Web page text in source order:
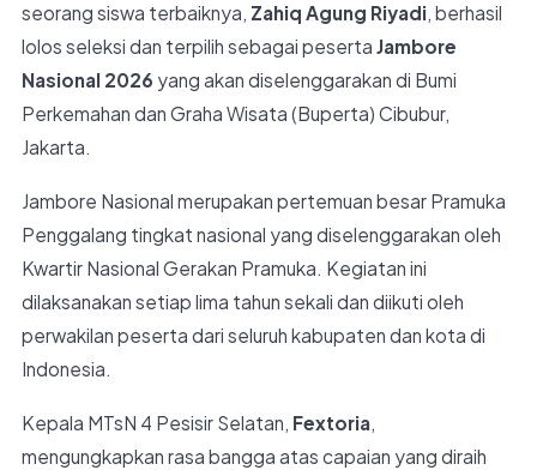
seorang siswa terbaiknya, Zahiq Agung Riyadi, berhasil
lolos seleksi dan terpilih sebagai peserta Jambore
Nasional 2026 yang akan diselenggarakan di Bumi
Perkemahan dan Graha Wisata (Buperta) Cibubur,
Jakarta.
Jambore Nasional merupakan pertemuan besar Pramuka
Penggalang tingkat nasional yang diselenggarakan oleh
Kwartir Nasional Gerakan Pramuka. Kegiatan ini
dilaksanakan setiap lima tahun sekali dan diikuti oleh
perwakilan peserta dari seluruh kabupaten dan kota di
Indonesia.
Kepala MTsN 4 Pesisir Selatan, Fextoria,
mengungkapkan rasa bangga atas capaian yang diraih